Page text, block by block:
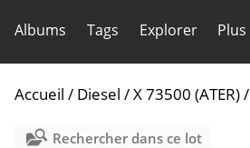
Albums Tags Explorer
Accueil / Diesel /X 73500 (ATER)/
Rechercher dans ce lot